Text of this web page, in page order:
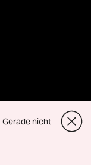
Gerade nicht